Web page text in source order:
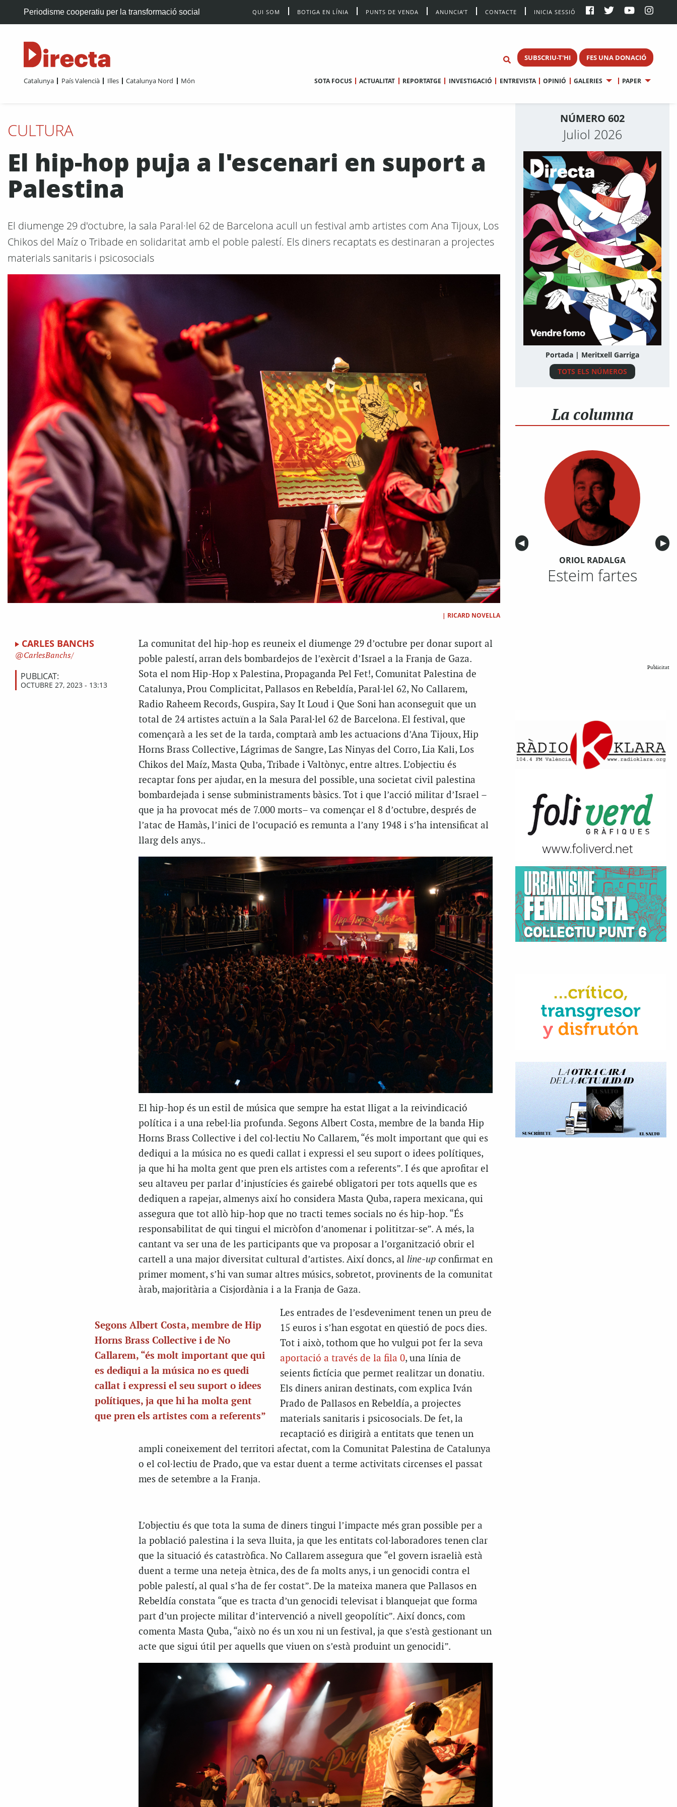
Periodisme cooperatiu per la transformació social QUI SOM BOTIGA EN LÍNIA PUNTS DE VENDA ANUNCIA’T CONTACTE INICIA SESSIÓ
SUBSCRIU-T'HI FES UNA DONACIÓ
Catalunya País Valencià Illes Catalunya Nord Món SOTA FOCUS ACTUALITAT REPORTATGE INVESTIGACIÓ ENTREVISTA OPINIÓ GALERIES PAPER
CULTURA
El hip-hop puja a l'escenari en suport a
Palestina
El diumenge 29 d'octubre, la sala Paral·lel 62 de Barcelona acull un festival amb artistes com Ana Tijoux, Los
Chikos del Maíz o Tribade en solidaritat amb el poble palestí. Els diners recaptats es destinaran a projectes
materials sanitaris i psicosocials
| RICARD NOVELLA
CARLES BANCHS
CarlesBanchs/
PUBLICAT:
OCTUBRE 27, 2023 - 13:13
La comunitat del hip-hop es reuneix el diumenge 29 d’octubre per donar suport al
poble palestí, arran dels bombardejos de l’exèrcit d’Israel a la Franja de Gaza.
Sota el nom Hip-Hop x Palestina, Propaganda Pel Fet!, Comunitat Palestina de
Catalunya, Prou Complicitat, Pallasos en Rebeldía, Paral·lel 62, No Callarem,
Radio Raheem Records, Guspira, Say It Loud i Que Soni han aconseguit que un
total de 24 artistes actuïn a la Sala Paral·lel 62 de Barcelona. El festival, que
començarà a les set de la tarda, comptarà amb les actuacions d’Ana Tijoux, Hip
Horns Brass Collective, Lágrimas de Sangre, Las Ninyas del Corro, Lia Kali, Los
Chikos del Maíz, Masta Quba, Tribade i Valtònyc, entre altres. L’objectiu és
recaptar fons per ajudar, en la mesura del possible, una societat civil palestina
bombardejada i sense subministraments bàsics. Tot i que l’acció militar d’Israel –
que ja ha provocat més de 7.000 morts– va començar el 8 d’octubre, després de
l’atac de Hamàs, l’inici de l’ocupació es remunta a l’any 1948 i s’ha intensificat al
llarg dels anys..
El hip-hop és un estil de música que sempre ha estat lligat a la reivindicació
política i a una rebel·lia profunda. Segons Albert Costa, membre de la banda Hip
Horns Brass Collective i del col·lectiu No Callarem, “és molt important que qui es
dediqui a la música no es quedi callat i expressi el seu suport o idees polítiques,
ja que hi ha molta gent que pren els artistes com a referents”. I és que aprofitar el
seu altaveu per parlar d’injustícies és gairebé obligatori per tots aquells que es
dediquen a rapejar, almenys així ho considera Masta Quba, rapera mexicana, qui
assegura que tot allò hip-hop que no tracti temes socials no és hip-hop. “És
responsabilitat de qui tingui el micròfon d’anomenar i polititzar-se”. A més, la
cantant va ser una de les participants que va proposar a l’organització obrir el
cartell a una major diversitat cultural d’artistes. Així doncs, al line-upconfirmat en
primer moment, s’hi van sumar altres músics, sobretot, provinents de la comunitat
àrab, majoritària a Cisjordània i a la Franja de Gaza.
Segons Albert Costa, membre de Hip
Horns Brass Collective i de No
Callarem, “és molt important que qui
es dediqui a la música no es quedi
callat i expressi el seu suport o idees
polítiques, ja que hi ha molta gent
que pren els artistes com a referents”
Les entrades de l’esdeveniment tenen un preu de
15 euros i s’han esgotat en qüestió de pocs dies.
Tot i això, tothom que ho vulgui pot fer la seva
aportació a través de la fila 0, una línia de
seients fictícia que permet realitzar un donatiu.
Els diners aniran destinats, com explica Iván
Prado de Pallasos en Rebeldía, a projectes
materials sanitaris i psicosocials. De fet, la
recaptació es dirigirà a entitats que tenen un
ampli coneixement del territori afectat, com la Comunitat Palestina de Catalunya
o el col·lectiu de Prado, que va estar duent a terme activitats circenses el passat
mes de setembre a la Franja.
L’objectiu és que tota la suma de diners tingui l’impacte més gran possible per a
la població palestina i la seva lluita, ja que les entitats col·laboradores tenen clar
que la situació és catastròfica. No Callarem assegura que “el govern israelià està
duent a terme una neteja ètnica, des de fa molts anys, i un genocidi contra el
poble palestí, al qual s’ha de fer costat”. De la mateixa manera que Pallasos en
Rebeldía constata “que es tracta d’un genocidi televisat i blanquejat que forma
part d’un projecte militar d’intervenció a nivell geopolític”. Així doncs, com
comenta Masta Quba, “això no és un xou ni un festival, ja que s’està gestionant un
acte que sigui útil per aquells que viuen on s’està produint un genocidi”.
NÚMERO 602
Juliol 2026
Portada | Meritxell Garriga
TOTS ELS NÚMEROS
La columna
Anterior
◀︎ ▶︎
ORIOL RADALGA
Esteim fartes
Publicitat